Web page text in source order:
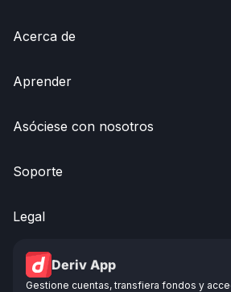
Acerca de
Aprender
Asóciese con nosotros
Soporte
Legal
Deriv App
Gestione cuentas, transfiera fondos y